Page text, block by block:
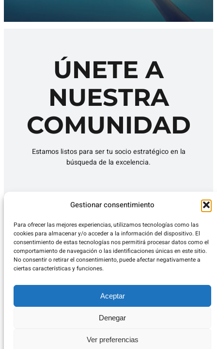
Gestionar consentimiento
Para ofrecer las mejores experiencias, utilizamos tecnologías como las
cookies para almacenar y/o acceder a la información del dispositivo. El
consentimiento de estas tecnologías nos permitirá procesar datos como el
comportamiento de navegación o las identificaciones únicas en este sitio.
No consentir o retirar el consentimiento, puede afectar negativamente a
ciertas características y funciones.
Aceptar
Denegar
Ver preferencias
ÚNETE A
NUESTRA
COMUNIDAD
Estamos listos para ser tu socio estratégico en la
búsqueda de la excelencia.
Privacy–Cookies